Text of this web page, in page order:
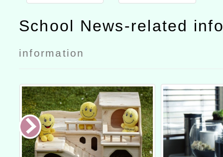
School News-related
information